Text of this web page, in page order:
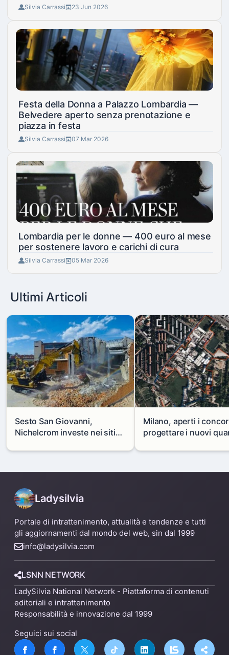
Silvia Carrassi 23 Jun 2026
Festa della Donna a Palazzo Lombardia —
Belvedere aperto senza prenotazione e
piazza in festa
Silvia Carrassi 07 Mar 2026
Lombardia per le donne — 400 euro al mese
per sostenere lavoro e carichi di cura
Silvia Carrassi 05 Mar 2026
Ultimi Articoli
Sesto San Giovanni,
Nichelcrom investe nei siti
capannone per fare spazio a
Milano, aperti i
progettare i nuovi
Mare
Ladysilvia
Portale di intrattenimento, attualità e tendenze e tutti
gli aggiornamenti dal mondo del web, sin dal 1999
info@ladysilvia.com
LSNN NETWORK
LadySilvia National Network - Piattaforma di contenuti
editoriali e intrattenimento
Responsabilità e innovazione dal 1999
Seguici sui social